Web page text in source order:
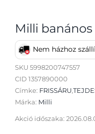
Átvétel
Milli
Nem házhoz
SKU 5998200747557
CID 1357890000
Címke: FRISSÁRU,
Márka: Milli
Akció időszaka: